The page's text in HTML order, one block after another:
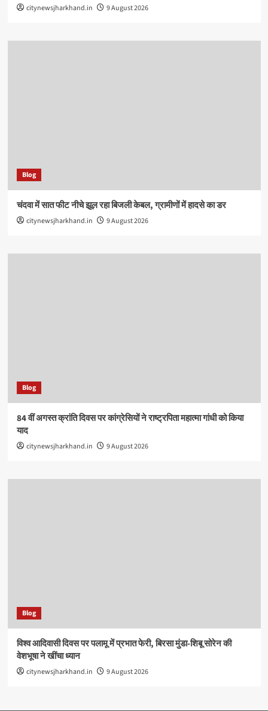
citynewsjharkhand.in 9 August 2026
Blog
चंदवा में सात फीट नीचे झूल रहा बिजली केबल, ग्रामीणों में हादसे का डर
citynewsjharkhand.in 9 August 2026
Blog
84 वीं अगस्त क्रांति दिवस पर कांग्रेसियों ने राष्ट्रपिता महात्मा गांधी को किया
याद
citynewsjharkhand.in 9 August 2026
Blog
विश्व आदिवासी दिवस पर पलामू में प्रभात फेरी, बिरसा मुंडा-शिबू सोरेन की
वेशभूषा ने खींचा ध्यान
citynewsjharkhand.in 9 August 2026